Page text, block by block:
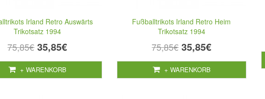
Irland Retro Auswärts
Trikotsatz 1994
75,85€ 35,85€
+ WARENKORB
Fußballtrikots Irland Retro Heim
Trikotsatz 1994
75,85€ 35,85€
+ WARENKORB